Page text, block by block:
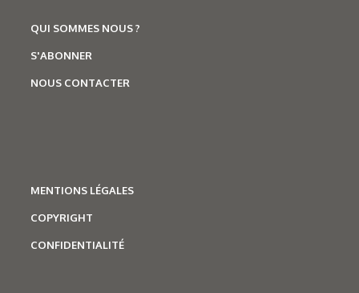
06/07/2026
Technologies
Trophées A3TS : et le gagnant
QUI SOMMES NOUS ?
S'ABONNER
NOUS CONTACTER
MENTIONS LÉGALES
COPYRIGHT
CONFIDENTIALITÉ